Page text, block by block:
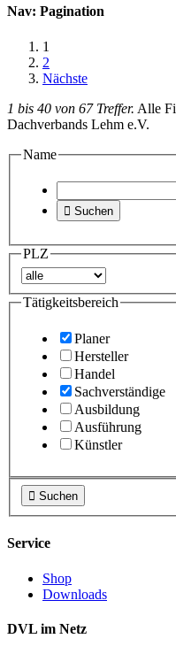
Nav: Pagination
1
2
Nächste
1 bis 40 von 67 Treffer. Alle
Dachverbands Lehm e.V.
Name
 Suchen
PLZ
Tätigkeitsbereich
Planer
Hersteller
Handel
Sachverständige
Ausbildung
Ausführung
Künstler
 Suchen
Service
Shop
Downloads
DVL im Netz